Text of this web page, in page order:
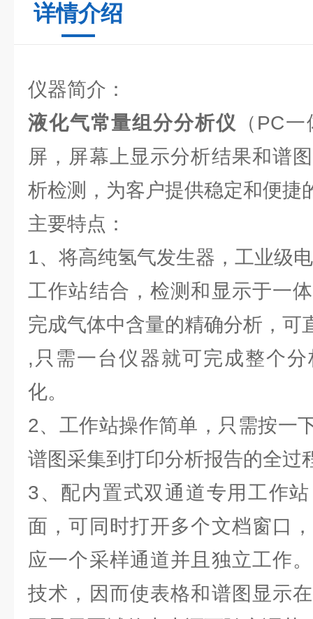
详情介绍
仪器简介：
液化气常量组分分析仪 （PC
屏，屏幕上显示分析结果和谱
析检测，为客户提供稳定和便捷
主要特点：
1、将高纯氢气发生器，工业级
工作站结合，检测和显示于一
完成气体中含量的精确分析，可
,只需一台仪器就可完成整个
化。
2、工作站操作简单，只需按一
谱图采集到打印分析报告的全过
3、配内置式双通道专用工作
面，可同时打开多个文档窗口
应一个采样通道并且独立工作
技术，因而使表格和谱图显示